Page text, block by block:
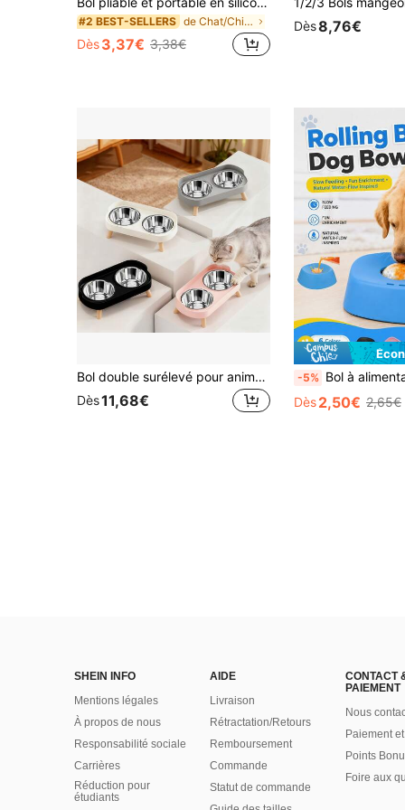
#2 BEST-SELLERS de Chat/Chien Gamelles basiques pour animaux de co
Dès3,37€ 3,38€
Dès8,76€
Bol double surélevé pour animaux de compagnie en acier inoxydable multicolore, bol d'alimentation anti-éclaboussures avec protection du cou pour chats et chiens, matériau durable, facile à nettoyer, convient aux chiens et chats de taille moyenne/petite pour boire et manger à l'intérieur/à l'extérieur, idéal pour les foyers avec plusieurs animaux de compagnie, nouvelles couleurs : noir, gris, distributeur d'aliments pour animaux de compagnie modernecadeau idéal pour les fêtes
Dès11,68€
-5% Bol à alimentation lente pour chien - Convient pour les friandises liquides - Design anti-déversement et antidérapant. [Jouet d'enrichissement] Bol à lécher le
Dès2,50€ 2,65€
SHEIN INFO
Mentions légales
À propos de nous
Responsabilité sociale
Carrières
Réduction pour
étudiants
AIDE
Livraison
Rétractation/Retours
Remboursement
Commande
Statut de commande
CONTACT
PAIEMENT
Nous
Paiement
Points
Foire aux